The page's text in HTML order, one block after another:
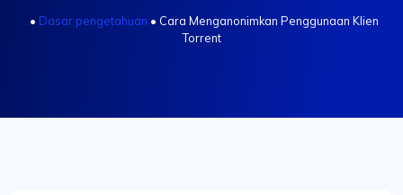
• Dasar pengetahuan • Cara Menganonimkan Penggunaan Klien
Torrent